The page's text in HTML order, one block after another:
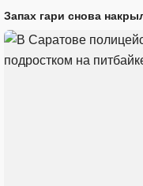
Запах гари снова